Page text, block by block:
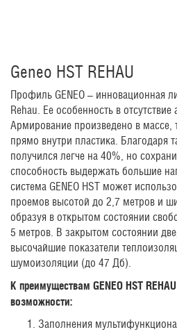
Geneo HST REHAU
Профиль GENEO – инновационная
Rehau. Ее особенность в
Армирование произведено в массе,
прямо внутри пластика. Благодаря
получился легче на 40%, но
способность выдержать большие
система GENEO HST может
проемов высотой до 2,7 метров и
образуя в открытом состоянии
5 метров. В закрытом состоянии
высочайшие показатели
шумоизоляции (до 47 Дб).
К преимуществам GENEO HST REHAU
возможности:
Заполнения